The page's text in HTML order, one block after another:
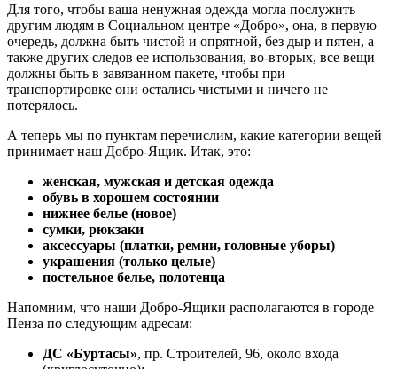
Для того, чтобы ваша ненужная одежда могла послужить
другим людям в Социальном центре «Добро», она, в первую
очередь, должна быть чистой и опрятной, без дыр и пятен, а
также других следов ее использования, во-вторых, все вещи
должны быть в завязанном пакете, чтобы при
транспортировке они остались чистыми и ничего не
потерялось.
А теперь мы по пунктам перечислим, какие категории вещей
принимает наш Добро-Ящик. Итак, это:
женская, мужская и детская одежда
обувь в хорошем состоянии
нижнее белье (новое)
сумки, рюкзаки
аксессуары (платки, ремни, головные уборы)
украшения (только целые)
постельное белье, полотенца
Напомним, что наши Добро-Ящики располагаются в городе
Пенза по следующим адресам:
ДС «Буртасы», пр. Строителей, 96, около входа